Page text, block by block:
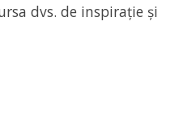
dvs. de inspirație și